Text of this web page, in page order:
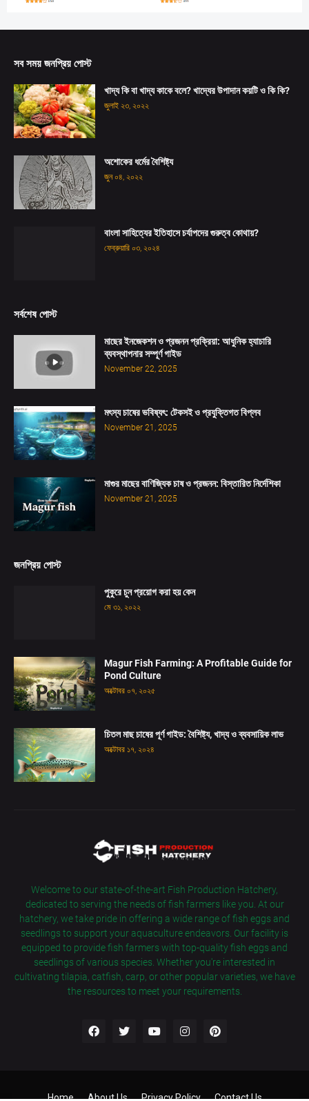
সব সময় জনপ্রিয় পোস্ট
খাদ্য কি বা খাদ্য কাকে বলে? খাদ্যের উপাদান কয়টি ও কি কি?
জুলাই ২৩, ২০২২
অশোকের ধর্মের বৈশিষ্ট্য
জুন ০৪, ২০২২
বাংলা সাহিত্যের ইতিহাসে চর্যাপদের গুরুত্ব কোথায়?
ফেব্রুয়ারি ০৩, ২০২৪
সর্বশেষ পোস্ট
মাছের ইনজেকশন ও প্রজনন প্রক্রিয়া: আধুনিক হ্যাচারি
ব্যবস্থাপনার সম্পূর্ণ গাইড
November 22, 2025
মৎস্য চাষের ভবিষ্যৎ: টেকসই ও প্রযুক্তিগত বিপ্লব
November 21, 2025
মাগুর মাছের বাণিজ্যিক চাষ ও প্রজনন: বিস্তারিত নির্দেশিকা
November 21, 2025
জনপ্রিয় পোস্ট
পুকুরে চুন প্রয়োগ করা হয় কেন
মে ৩১, ২০২২
Magur Fish Farming: A Profitable Guide for
Pond Culture
অক্টোবর ০৭, ২০২৫
চিতল মাছ চাষের পূর্ণ গাইড: বৈশিষ্ট্য, খাদ্য ও ব্যবসায়িক লাভ
অক্টোবর ১৭, ২০২৪
Welcome to our state-of-the-art Fish Production Hatchery,
dedicated to serving the needs of fish farmers like you. At our
hatchery, we take pride in offering a wide range of fish eggs and
seedlings to support your aquaculture endeavors. Our facility is
equipped to provide fish farmers with top-quality fish eggs and
seedlings of various species. Whether you're interested in
cultivating tilapia, catfish, carp, or other popular varieties, we have
the resources to meet your requirements.
Home About Us Privacy Policy Contact Us